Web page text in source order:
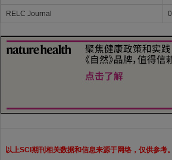
RELC Journal 0
以上SCI期刊相关数据和信息来源于网络，仅供参考。